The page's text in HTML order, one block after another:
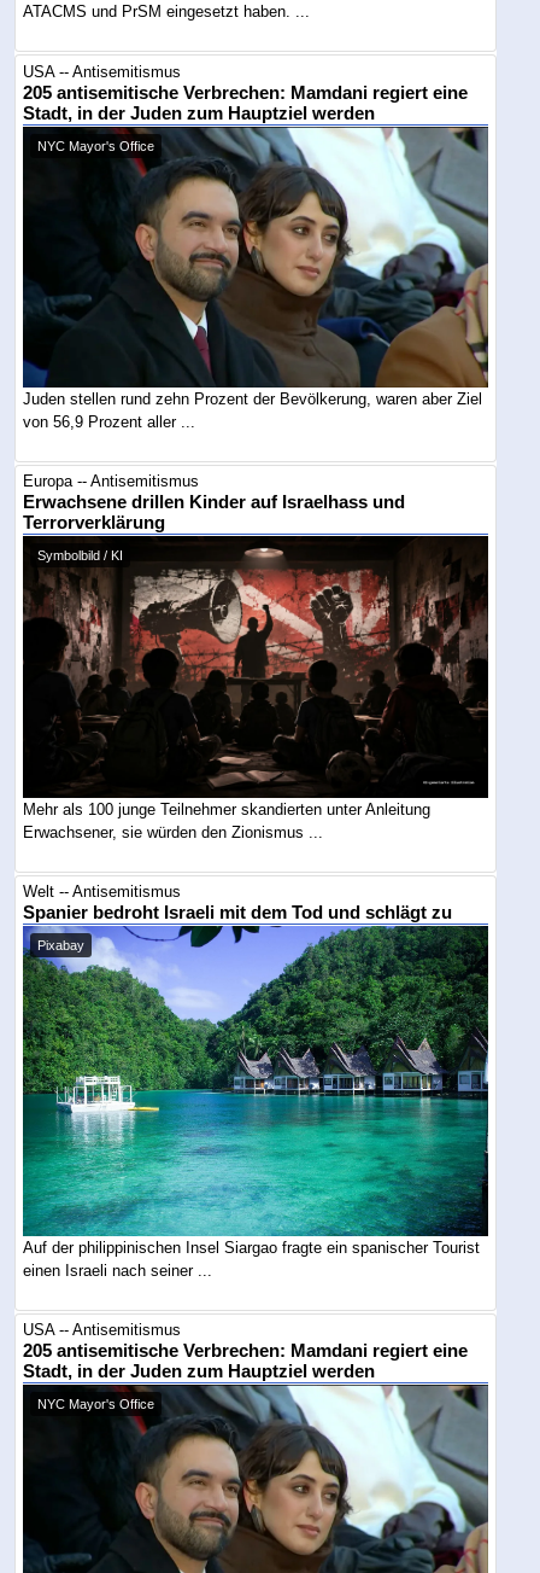
ATACMS und PrSM eingesetzt haben. ...
USA -- Antisemitismus
205 antisemitische Verbrechen: Mamdani regiert eine
Stadt, in der Juden zum Hauptziel werden
NYC Mayor's Office
Juden stellen rund zehn Prozent der Bevölkerung, waren aber Ziel
von 56,9 Prozent aller ...
Europa -- Antisemitismus
Erwachsene drillen Kinder auf Israelhass und
Terrorverklärung
Symbolbild / KI
Mehr als 100 junge Teilnehmer skandierten unter Anleitung
Erwachsener, sie würden den Zionismus ...
Welt -- Antisemitismus
Spanier bedroht Israeli mit dem Tod und schlägt zu
Pixabay
Auf der philippinischen Insel Siargao fragte ein spanischer Tourist
einen Israeli nach seiner ...
USA -- Antisemitismus
205 antisemitische Verbrechen: Mamdani regiert eine
Stadt, in der Juden zum Hauptziel werden
NYC Mayor's Office